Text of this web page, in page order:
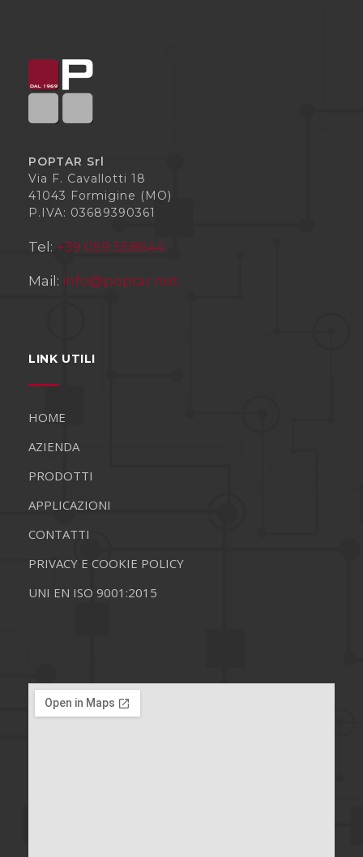
POPTAR Srl
Via F. Cavallotti 18
41043 Formigine (MO)
P.IVA: 03689390361
Tel: +39 059 558644
Mail: info@poptar.net
LINK UTILI
HOME
AZIENDA
PRODOTTI
APPLICAZIONI
CONTATTI
PRIVACY E COOKIE POLICY
UNI EN ISO 9001:2015